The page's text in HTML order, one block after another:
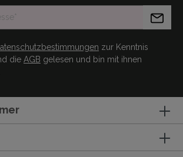
zur Kenntnis
die AGB gelesen und bin mit ihnen